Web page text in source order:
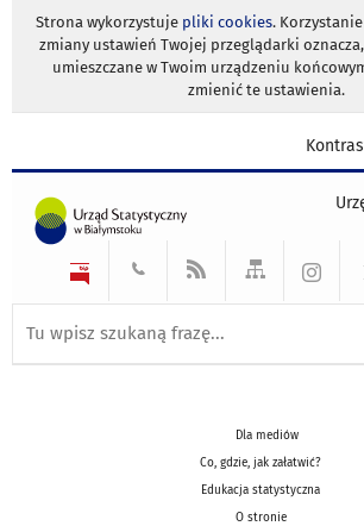
Strona wykorzystuje pliki cookies.
zmiany ustawień Twojej przeglądarki
umieszczane w Twoim urządzeniu
zmienić te ustawienia.
Dla mediów
Co, gdzie, jak załatwić?
Edukacja statystyczna
O stronie